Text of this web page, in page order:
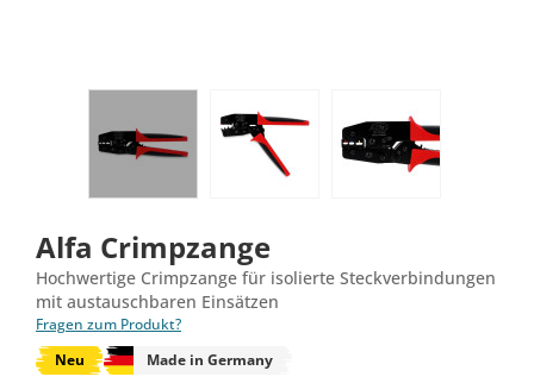
Alfa Crimpzange
Hochwertige Crimpzange für isolierte Steckverbindungen
mit austauschbaren Einsätzen
Fragen zum Produkt?
Neu
Made in Germany